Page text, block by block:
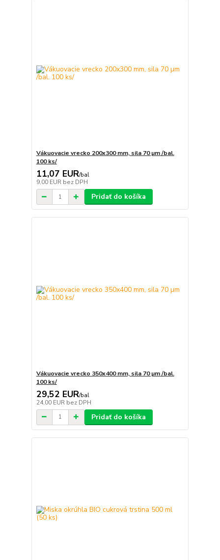
Vákuovacie vrecko 200x300 mm, sila 70 µm /bal.
100 ks/
11,07 EUR/bal
9,00 EUR bez DPH
Pridať do košíka
Vákuovacie vrecko 350x400 mm, sila 70 µm /bal.
100 ks/
29,52 EUR/bal
24,00 EUR bez DPH
Pridať do košíka